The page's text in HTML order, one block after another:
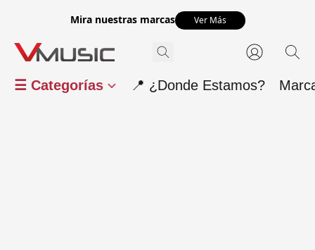
Mira nuestras marcas Ver Más
☰ Categorías 📍 ¿Donde Estamos?